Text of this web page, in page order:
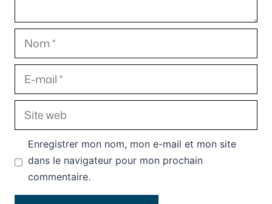
Nom
E-
mail
Site
web
Enregistrer mon nom, mon e-mail et mon site
dans le navigateur pour mon prochain
commentaire.